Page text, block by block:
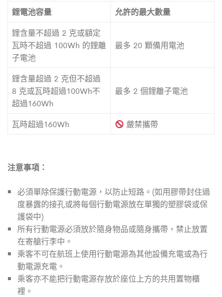
鋰電池容量 允許的最大數量
鋰含量不超過 2 克或額定
瓦時不超過 100Wh 的鋰離
子電池
最多 20 顆備用電池
鋰含量超過 2 克但不超過
8 克或瓦時超過100Wh不
超過160Wh
最多 2 個鋰離子電池
瓦時超過160Wh 嚴禁攜帶
注意事項：
必須單除保護行動電源，以防止短路。(如用膠帶封住過
度暴露的接孔或將每個行動電源放在單獨的塑膠袋或保
護袋中)
所有行動電源必須放於隨身物品或隨身攜帶，禁止放置
在寄艙行李中。
乘客不可在航班上使用行動電源為其他設備充電或為行
動電源充電。
乘客亦不能把行動電源存放於座位上方的共用置物櫃
裡。